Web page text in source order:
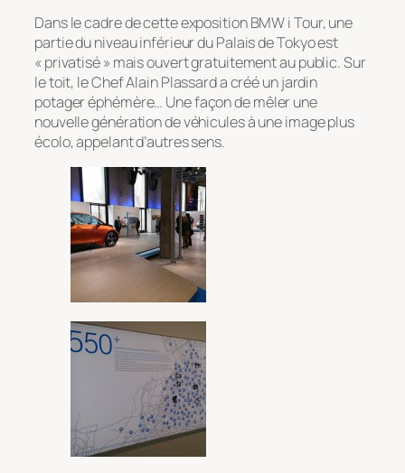
Dans le cadre de cette exposition BMW i Tour, une
partie du niveau inférieur du Palais de Tokyo est
« privatisé » mais ouvert gratuitement au public. Sur
le toit, le Chef Alain Plassard a créé un jardin
potager éphémère… Une façon de mêler une
nouvelle génération de véhicules à une image plus
écolo, appelant d’autres sens.